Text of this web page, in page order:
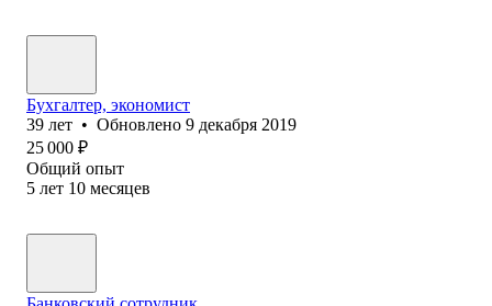
Бухгалтер, экономист
39 лет • Обновлено 9 декабря 2019
25 000 ₽
Общий опыт
5 лет 10 месяцев